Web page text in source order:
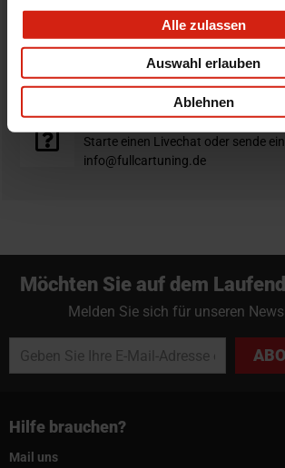
Alle zulassen
Auswahl erlauben
Ablehnen
Nicht zufrieden?
Du hast immer eine 14-tägige
Bestellung zurück zu geben.
Professioneller Rat nötig?
Starte einen Livechat oder sende
info@fullcartuning.de
Möchten Sie auf dem
Melden Sie sich für unseren
Hilfe brauchen?
Mail uns